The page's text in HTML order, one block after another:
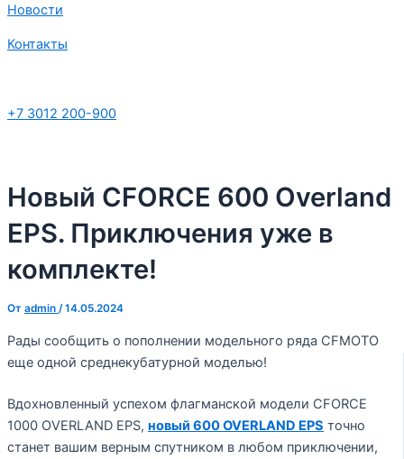
Новости
Контакты
+7 3012 200-900
Новый CFORCE 600 Overland
EPS. Приключения уже в
комплекте!
От admin /14.05.2024
Рады сообщить о пополнении модельного ряда CFMOTO
еще одной среднекубатурной моделью!
Вдохновленный успехом флагманской модели CFORCE
1000 OVERLAND EPS, новый 600 OVERLAND EPS точно
станет вашим верным спутником в любом приключении,